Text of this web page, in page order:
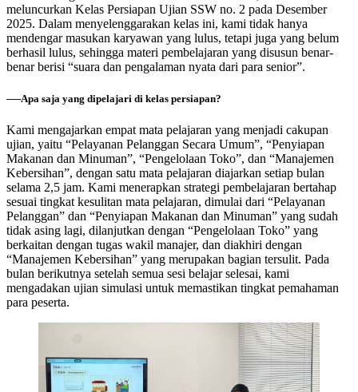
meluncurkan Kelas Persiapan Ujian SSW no. 2 pada Desember
2025. Dalam menyelenggarakan kelas ini, kami tidak hanya
mendengar masukan karyawan yang lulus, tetapi juga yang belum
berhasil lulus, sehingga materi pembelajaran yang disusun benar-
benar berisi “suara dan pengalaman nyata dari para senior”.
──Apa saja yang dipelajari di kelas persiapan?
Kami mengajarkan empat mata pelajaran yang menjadi cakupan
ujian, yaitu “Pelayanan Pelanggan Secara Umum”, “Penyiapan
Makanan dan Minuman”, “Pengelolaan Toko”, dan “Manajemen
Kebersihan”, dengan satu mata pelajaran diajarkan setiap bulan
selama 2,5 jam. Kami menerapkan strategi pembelajaran bertahap
sesuai tingkat kesulitan mata pelajaran, dimulai dari “Pelayanan
Pelanggan” dan “Penyiapan Makanan dan Minuman” yang sudah
tidak asing lagi, dilanjutkan dengan “Pengelolaan Toko” yang
berkaitan dengan tugas wakil manajer, dan diakhiri dengan
“Manajemen Kebersihan” yang merupakan bagian tersulit. Pada
bulan berikutnya setelah semua sesi belajar selesai, kami
mengadakan ujian simulasi untuk memastikan tingkat pemahaman
para peserta.